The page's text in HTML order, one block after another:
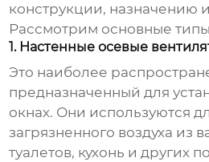
конструкции, назначению
Рассмотрим основные
1. Настенные осевые
Это наиболее
предназначенный для
окнах. Они используются
загрязненного воздуха из
туалетов, кухонь и других